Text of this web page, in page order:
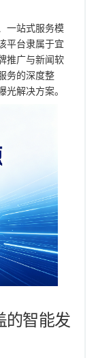
一站式服务模
平台隶属于宜
推广与新闻软
务的深度整
解决方案。
的智能发